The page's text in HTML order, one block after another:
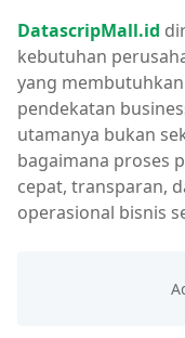
DatascripMall.id
kebutuhan
yang
pendekatan
utamanya bukan
bagaimana proses
cepat, transparan,
operasional bisnis